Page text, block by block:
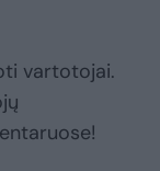
vartotojai.